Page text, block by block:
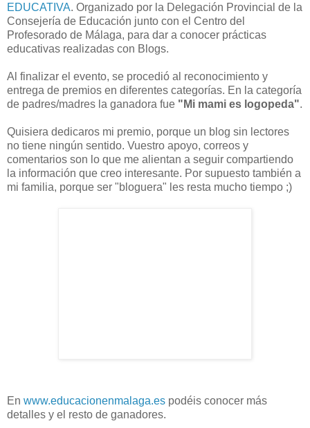
EDUCATIVA. Organizado por la Delegación Provincial de la
Consejería de Educación junto con el Centro del
Profesorado de Málaga, para dar a conocer prácticas
educativas realizadas con Blogs.
Al finalizar el evento, se procedió al reconocimiento y
entrega de premios en diferentes categorías. En la categoría
de padres/madres la ganadora fue "Mi mami es logopeda".
Quisiera dedicaros mi premio, porque un blog sin lectores
no tiene ningún sentido. Vuestro apoyo, correos y
comentarios son lo que me alientan a seguir compartiendo
la información que creo interesante. Por supuesto también a
mi familia, porque ser "bloguera" les resta mucho tiempo ;)
En www.educacionenmalaga.es podéis conocer más
detalles y el resto de ganadores.